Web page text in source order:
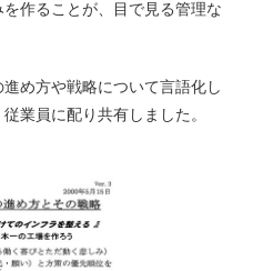
作ることが、目で見る管理な
め方や戦略について言語化し
業員に配り共有しました。